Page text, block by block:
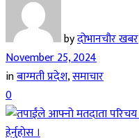
byदोभानचौर खबर
November 25, 2024
inबाग्मती प्रदेश,समाचार
0